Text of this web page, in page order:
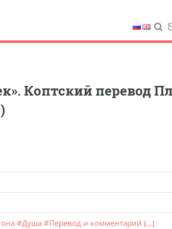
Коптский перевод
#Душа #Перевод и комментарий [...]